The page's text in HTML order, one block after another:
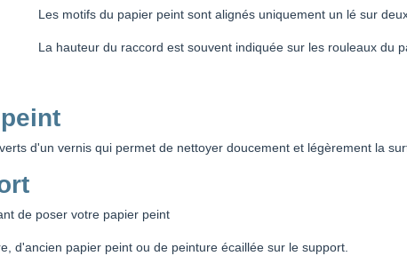
Les motifs du papier peint sont alignés uniquement un lé sur
La hauteur du raccord est souvent indiquée sur les rouleaux du
d'un vernis qui permet de nettoyer doucement et légèrement la
de poser votre papier peint
d'ancien papier peint ou de peinture écaillée sur le support.